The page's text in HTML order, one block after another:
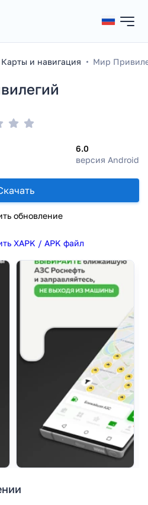
Карты и навигация Мир
6.0
версия Android
обновление
XAPK / APK файл